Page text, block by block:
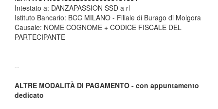
Intestato a: DANZAPASSION SSD a rl
Istituto Bancario: BCC MILANO - Filiale di Burago di Molgora
Causale: NOME COGNOME + CODICE FISCALE DEL
PARTECIPANTE
--
ALTRE MODALITÀ DI PAGAMENTO - con appuntamento
dedicato